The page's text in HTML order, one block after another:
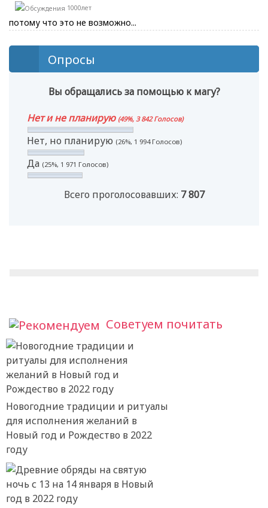
1000лет
потому что это не возможно...
Опросы
Вы обращались за помощью к магу?
Нет и не планирую (49%, 3 842 Голосов)
Нет, но планирую (26%, 1 994 Голосов)
Да (25%, 1 971 Голосов)
Всего проголосовавших: 7 807
Советуем почитать
Новогодние традиции и ритуалы
для исполнения желаний в
Новый год и Рождество в 2022
году